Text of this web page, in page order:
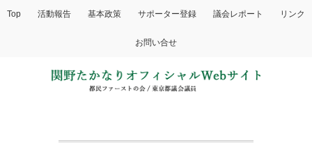
Top 活動報告 基本政策 サポーター登録 議会レポート リンク
お問い合せ